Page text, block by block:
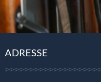
ADRESSE